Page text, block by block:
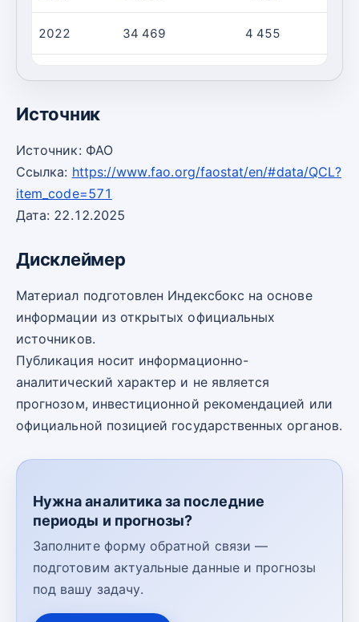
2022 34 469 4 455
Источник
Источник: ФАО
Ссылка: https://www.fao.org/faostat/en/#data/QCL?
item_code=571
Дата: 22.12.2025
Дисклеймер
Материал подготовлен Индексбокс на основе
информации из открытых официальных
источников.
Публикация носит информационно-
аналитический характер и не является
прогнозом, инвестиционной рекомендацией или
официальной позицией государственных органов.
Нужна аналитика за последние
периоды и прогнозы?
Заполните форму обратной связи —
подготовим актуальные данные и прогнозы
под вашу задачу.